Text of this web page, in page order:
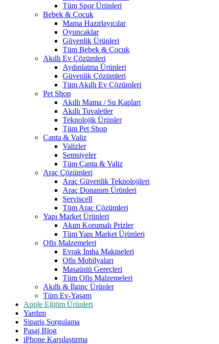
Tüm Spor Ürünleri
Bebek & Çocuk
Mama Hazırlayıcılar
Oyuncaklar
Güvenlik Ürünleri
Tüm Bebek & Çocuk
Akıllı Ev Çözümleri
Aydınlatma Ürünleri
Güvenlik Çözümleri
Tüm Akıllı Ev Çözümleri
Pet Shop
Akıllı Mama / Su Kapları
Akıllı Tuvaletler
Teknolojik Ürünler
Tüm Pet Shop
Çanta & Valiz
Valizler
Şemsiyeler
Tüm Çanta & Valiz
Araç Çözümleri
Araç Güvenlik Teknolojileri
Araç Donanım Ürünleri
Serviscell
Tüm Araç Çözümleri
Yapı Market Ürünleri
Akım Korumalı Prizler
Tüm Yapı Market Ürünleri
Ofis Malzemeleri
Evrak İmha Makineleri
Ofis Mobilyaları
Masaüstü Gereçleri
Tüm Ofis Malzemeleri
Akıllı & İlginç Ürünler
Tüm Ev-Yaşam
Apple Eğitim Ürünleri
Yardım
Sipariş Sorgulama
Pasaj Blog
iPhone Karşılaştırma